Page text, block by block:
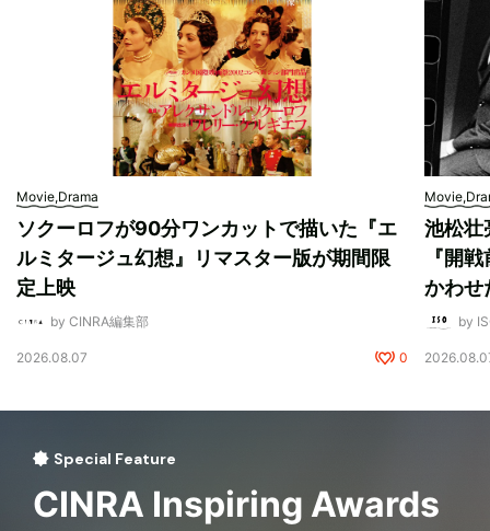
Movie,Drama
ソクーロフが90分ワンカットで描いた『エ
ルミタージュ幻想』リマスター版が期間限
定上映
by CINRA編集部
2026.08.07 0
池松壮
『開
かわせ
by
Special Feature
CINRA Inspiring Awards